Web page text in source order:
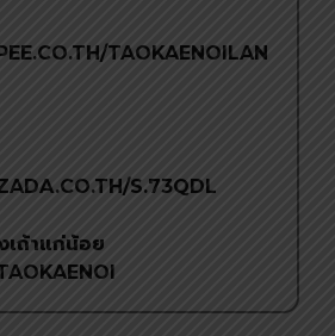
TAOKAENOILAN
S.73QDL
เถ้าแก่น้อย